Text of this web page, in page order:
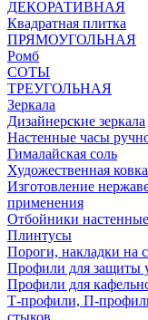
ДЕКОРАТИВНАЯ
Квадратная плитка
ПРЯМОУГОЛЬНАЯ
Ромб
СОТЫ
ТРЕУГОЛЬНАЯ
Зеркала
Дизайнерские зеркала
Настенные часы
Гималайская соль
Художественная ковка
Изготовление
применения
Отбойники настенные
Плинтусы
Пороги, накладки на
Профили для защиты
Профили для
Т-профили, П-
стыков.